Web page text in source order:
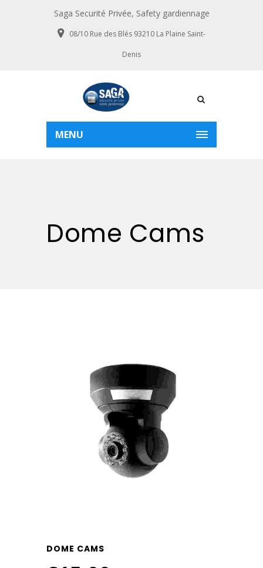
Saga Securité Privée, Safety gardiennage
08/10 Rue des Blés 93210 La Plaine Saint-
Denis
MENU
Dome Cams
DOME CAMS